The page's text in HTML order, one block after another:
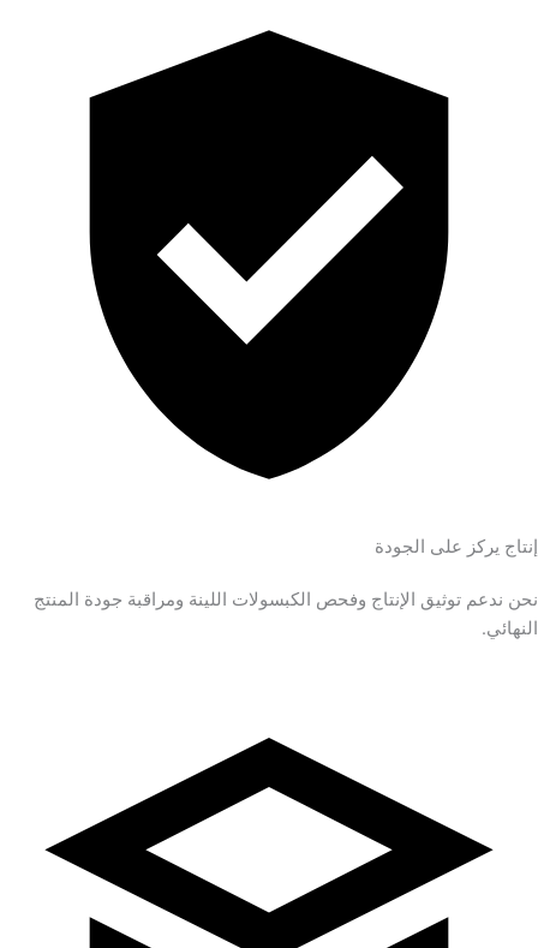
إنتاج يركز على الجودة
نحن ندعم توثيق الإنتاج وفحص الكبسولات اللينة ومراقبة جودة المنتج
النهائي.